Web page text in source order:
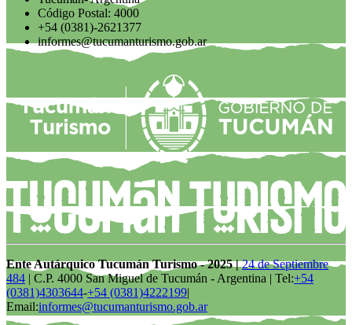
Código Postal: 4000
+54 (0381)-2621377
informes@tucumanturismo.gob.ar
Ente Autárquico Tucumán Turismo - 2025 |24 de Septiembre
484 | C.P. 4000 San Miguel de Tucumán - Argentina | Tel:+54
(0381)4303644-+54 (0381)4222199|
Email:informes@tucumanturismo.gob.ar